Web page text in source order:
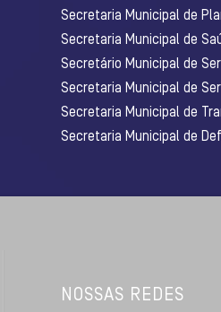
Secretaria Municipal de
Secretaria Municipal de
Secretário Municipal de
Secretaria Municipal de
Secretaria Municipal de
Secretaria Municipal de
NOSSAS REDES